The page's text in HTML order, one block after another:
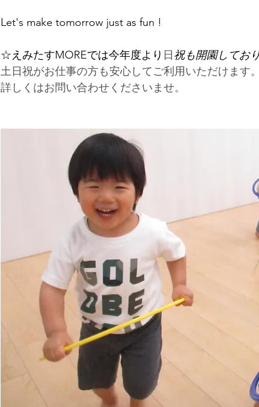
Let's make tomorrow just as fun !
☆えみたすMOREでは今年度より 日祝も開園しており
土日祝がお仕事の方も安心してご利用いただけます
詳しくはお問い合わせくださいませ。